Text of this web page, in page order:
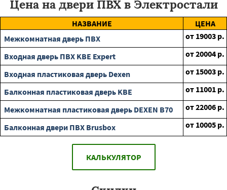
Цена на двери ПВХ в Электростали
НАЗВАНИЕ
ЦЕНА
Межкомнатная дверь ПВХ
от 19003 р.
Входная дверь ПВХ KBE Expert
от20004 р.
Входная пластиковая дверь Dexen
от 15003 р.
Балконная пластиковая дверь KBE
от 11001 р.
Межкомнатная пластиковая дверь DEXEN B70
от22006 р.
Балконная двери ПВХ Brusbox
от 10005 р.
КАЛЬКУЛЯТОР